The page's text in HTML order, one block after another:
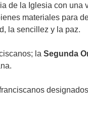
de la Iglesia con una
materiales para
la sencillez y la paz.
la Segunda